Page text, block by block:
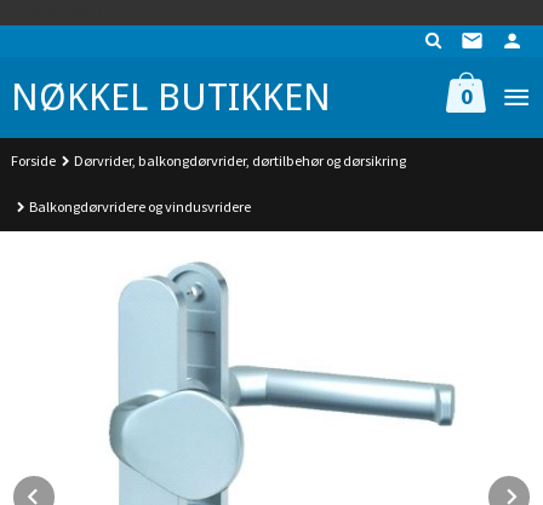
NØKKEL BUTIKKEN 0
Forside Dørvrider, balkongdørvrider, dørtilbehør og dørsikring
Balkongdørvridere og vindusvridere